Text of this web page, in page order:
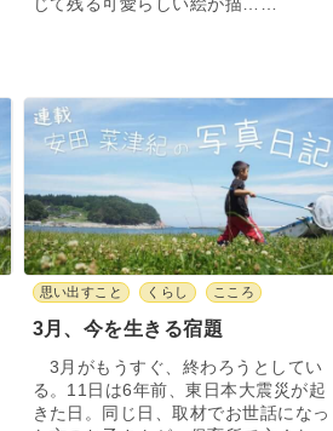
思い出すこと くらし こころ
3月、今を生きる宿題
3月がもうすぐ、終わろうとしてい
る。11日は6年前、東日本大震災が起
きた日。同じ日、取材でお世話になっ